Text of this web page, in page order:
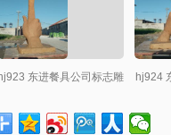
hj923 东进餐具公司标志雕
hj924